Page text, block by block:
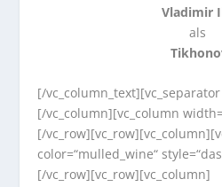
Vladimir
als
[/
[/vc_column][vc_column
[/
color=“mulled_wine“
[/vc_row][vc_row][vc_column]